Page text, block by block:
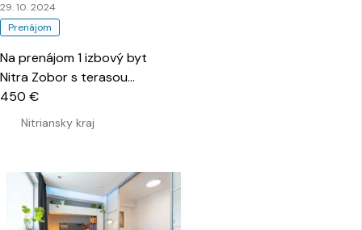
Prenájom
29. 10. 2024
Na prenájom 1 izbový byt
Nitra Zobor s terasou…
Nitriansky kraj
450 €